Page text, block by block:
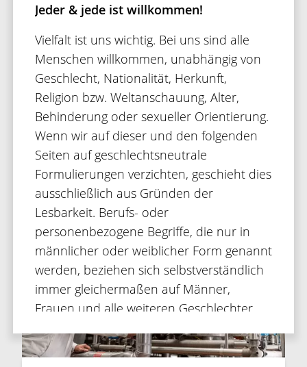
Jeder & jede ist willkommen!
Vielfalt ist uns wichtig. Bei uns sind alle
Menschen willkommen, unabhängig von
Geschlecht, Nationalität, Herkunft,
Religion bzw. Weltanschauung, Alter,
Behinderung oder sexueller Orientierung.
Wenn wir auf dieser und den folgenden
Seiten auf geschlechtsneutrale
Formulierungen verzichten, geschieht dies
ausschließlich aus Gründen der
Lesbarkeit. Berufs- oder
personenbezogene Begriffe, die nur in
männlicher oder weiblicher Form genannt
werden, beziehen sich selbstverständlich
immer gleichermaßen auf Männer,
Frauen und alle weiteren Geschlechter.
DHU
Marktführender Spezialist für
homöopathische Arzneimittel
Mehr zu DHU